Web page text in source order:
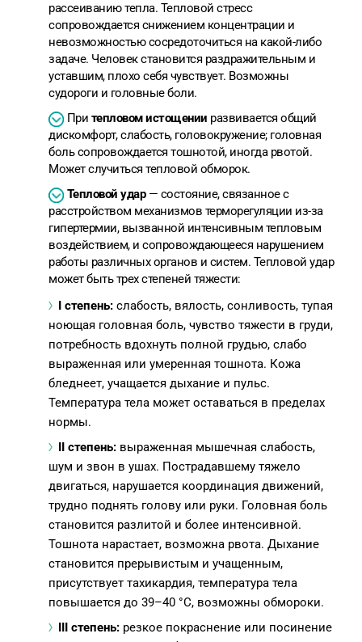
рассеиванию тепла. Тепловой стресс
сопровождается снижением концентрации и
невозможностью сосредоточиться на какой-либо
задаче. Человек становится раздражительным и
уставшим, плохо себя чувствует. Возможны
судороги и головные боли.
При тепловом истощении развивается общий
дискомфорт, слабость, головокружение; головная
боль сопровождается тошнотой, иногда рвотой.
Может случиться тепловой обморок.
Тепловой удар— состояние, связанное с
расстройством механизмов терморегуляции из-за
гипертермии, вызванной интенсивным тепловым
воздействием, и сопровождающееся нарушением
работы различных органов и систем. Тепловой удар
может быть трех степеней тяжести:
I степень: слабость, вялость, сонливость, тупая
ноющая головная боль, чувство тяжести в груди,
потребность вдохнуть полной грудью, слабо
выраженная или умеренная тошнота. Кожа
бледнеет, учащается дыхание и пульс.
Температура тела может оставаться в пределах
нормы.
II степень: выраженная мышечная слабость,
шум и звон в ушах. Пострадавшему тяжело
двигаться, нарушается координация движений,
трудно поднять голову или руки. Головная боль
становится разлитой и более интенсивной.
Тошнота нарастает, возможна рвота. Дыхание
становится прерывистым и учащенным,
присутствует тахикардия, температура тела
повышается до 39–40 °С, возможны обмороки.
III степень: резкое покраснение или посинение